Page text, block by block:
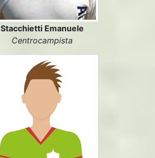
Stacchietti Emanuele
Centrocampista